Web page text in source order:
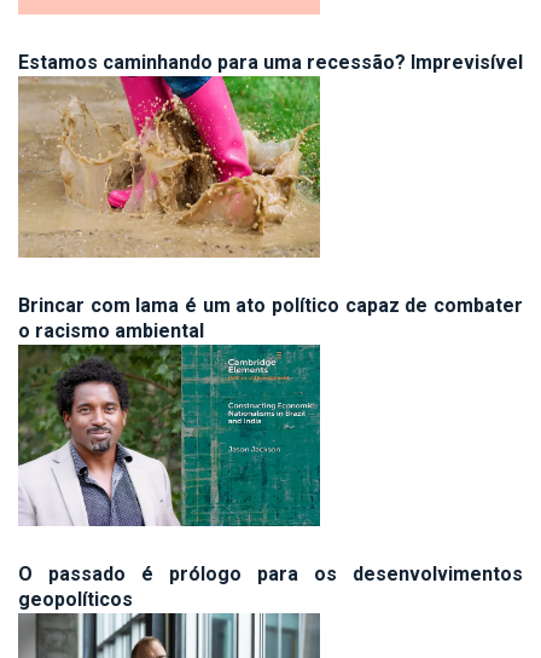
Estamos caminhando para uma recessão? Imprevisível
Brincar com lama é um ato político capaz de combater
o racismo ambiental
O passado é prólogo para os desenvolvimentos
geopolíticos